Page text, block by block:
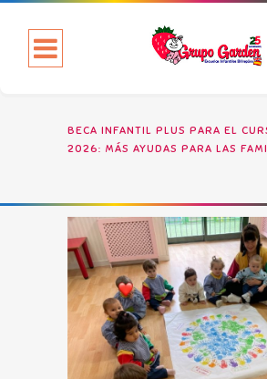
BECA INFANTIL PLUS PARA EL
2026: MÁS AYUDAS PARA LAS